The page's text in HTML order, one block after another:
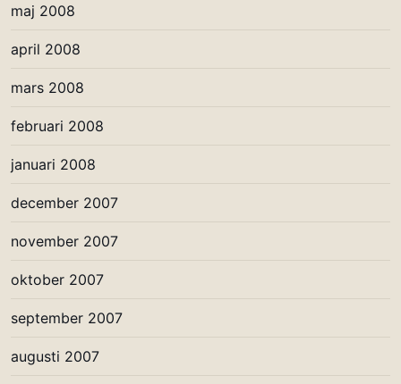
maj 2008
april 2008
mars 2008
februari 2008
januari 2008
december 2007
november 2007
oktober 2007
september 2007
augusti 2007